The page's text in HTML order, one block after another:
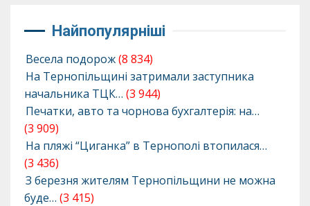
Найпопулярніші
Весела подорож(8 834)
На Тернопільщині затримали заступника
начальника ТЦК… (3 944)
Печатки, авто та чорнова бухгалтерія: на…
(3 909)
На пляжі “Циганка” в Тернополі втопилася…
(3 436)
З березня жителям Тернопільщини не можна
буде… (3 415)